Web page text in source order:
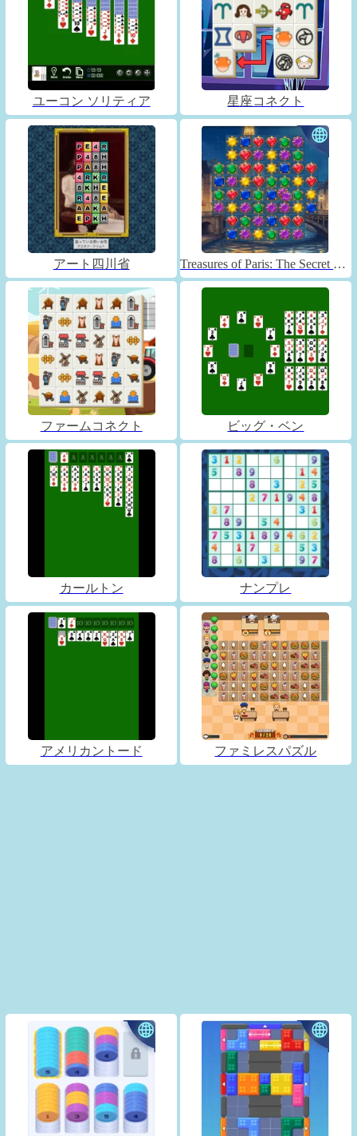
ユーコン ソリティア 星座コネクト
アート四川省 Treasures of Paris: The Secret of Gems - Match 3
ファームコネクト ビッグ・ベン
カールトン ナンプレ
アメリカントード ファミレスパズル